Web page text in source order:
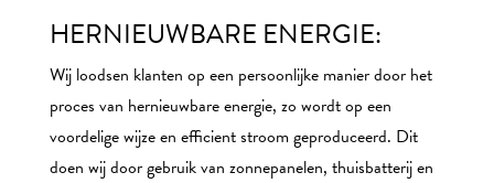
HERNIEUWBARE ENERGIE:
Wij loodsen klanten op een persoonlijke manier door het
proces van hernieuwbare energie, zo wordt op een
voordelige wijze en efficient stroom geproduceerd. Dit
doen wij door gebruik van zonnepanelen, thuisbatterij en